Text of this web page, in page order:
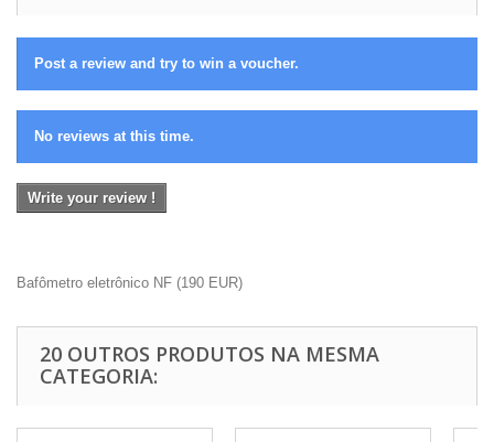
Post a review and try to win a voucher.
No reviews at this time.
Write your review !
Bafômetro eletrônico NF (190 EUR)
20 OUTROS PRODUTOS NA MESMA
CATEGORIA: